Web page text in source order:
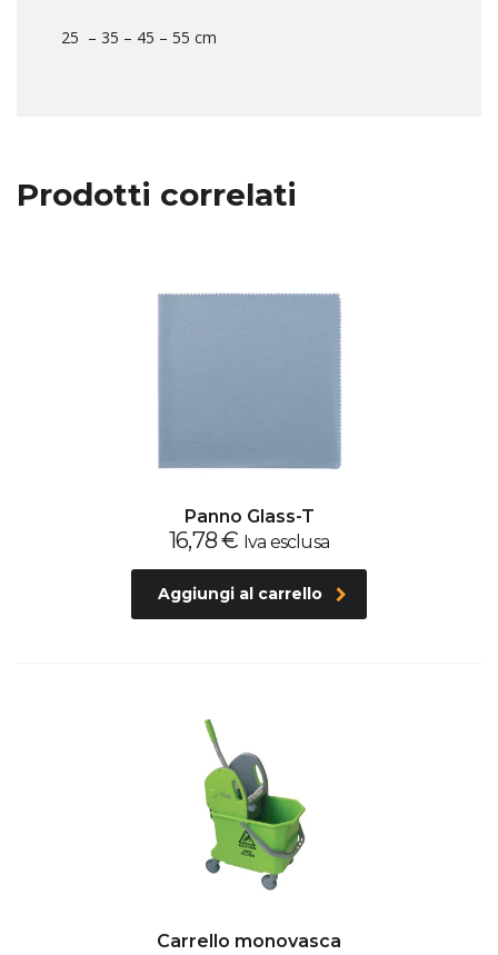
25 – 35 – 45 – 55 cm
Prodotti correlati
Panno Glass-T
16,78€ Iva esclusa
Aggiungi al carrello
Carrello monovasca